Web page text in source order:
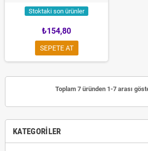
KATEGORILER
Stoktaki son ürünler
₺154,80
SEPETE AT
Toplam 7 üründen 1-7 arası